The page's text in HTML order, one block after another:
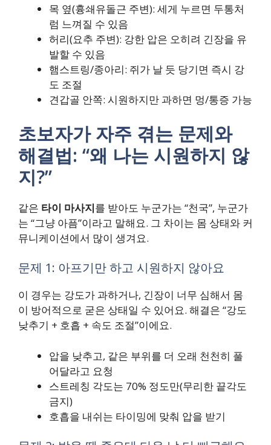
목 옆(흉쇄유돌근 주변): 세게 누르면 두통처
럼 느껴질 수 있음
허리(요추 주변): 강한 압은 오히려 긴장을 유
발할 수 있음
햄스트링/종아리: 쥐가 날 듯 당기면 즉시 강
도 조절
견갑골 안쪽: 시원하지만 과하면 멍/통증 가능
초보자가 자주 겪는 문제와
해결법: “왜 나는 시원하지 않
지?”
같은 타이 마사지를 받아도 누군가는 “천국”, 누군가
는 “그냥 아픔”이라고 말해요. 그 차이는 몸 상태와 커
뮤니케이션에서 많이 생겨요.
문제 1: 아프기만 하고 시원하지 않아요
이 경우는 강도가 과하거나, 긴장이 너무 심해서 몸
이 방어적으로 굳은 상태일 수 있어요. 해결은 “강도
낮추기 + 호흡 + 속도 조절”이에요.
압을 낮추고, 같은 부위를 더 오래 천천히 풀
어달라고 요청
스트레칭 각도는 70% 정도만(무리한 끝각도
금지)
호흡을 내쉬는 타이밍에 맞춰 압을 받기